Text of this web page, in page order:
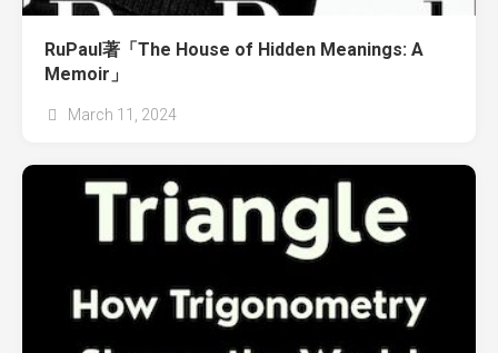
RuPaul著「The House of Hidden Meanings: A
Memoir」
March 11, 2024